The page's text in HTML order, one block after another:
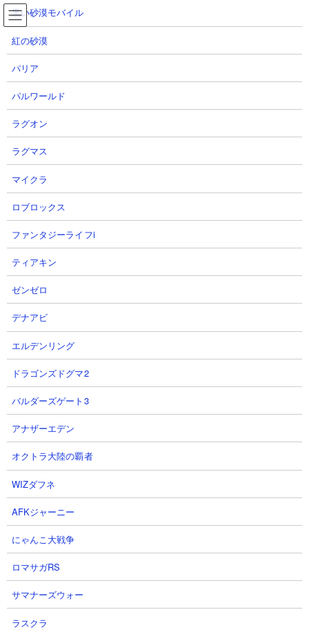
コ
ン
ナ
ビ
プロ野球RISING
TOP プロライ
ブログとまとめサイトのRSSプログラム変更2026-06-19
ロブロックスのページを追加しました
黒い砂漠モバイル
紅の砂漠
パリア
パルワールド
ラグオン
ラグマス
マイクラ
ロブロックス
ファンタジーライフi
ティアキン
ゼンゼロ
デナアビ
エルデンリング
ドラゴンズドグマ2
バルダーズゲート3
アナザーエデン
オクトラ大陸の覇者
WIZダフネ
AFKジャーニー
にゃんこ大戦争
ロマサガRS
サマナーズウォー
ラスクラ